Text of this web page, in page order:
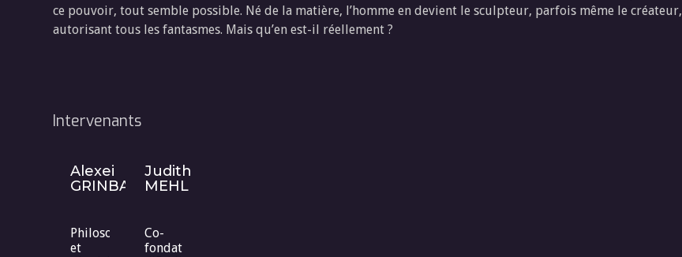
ce pouvoir, tout semble possible. Né de la matière, l’homme en devient le sculpteur, parfois même le créateur,
autorisant tous les fantasmes. Mais qu’en est-il réellement ?
Intervenants
Alexei
GRINBAUM
Philosophe
et
Judith
MEHL
Co-
fondatrice